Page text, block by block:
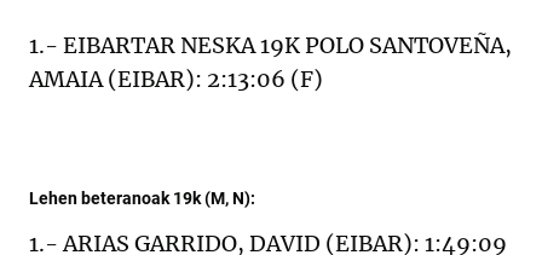
1.- EIBARTAR NESKA 19K POLO SANTOVEÑA,
AMAIA (EIBAR): 2:13:06 (F)
Lehen beteranoak 19k (M, N):
1.- ARIAS GARRIDO, DAVID (EIBAR): 1:49:09